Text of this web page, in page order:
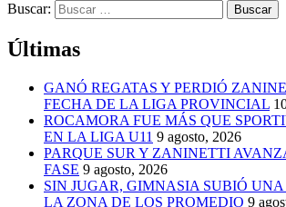
Buscar:
Últimas
GANÓ REGATAS Y PERDIÓ
FECHA DE LA LIGA PROVINCIAL
ROCAMORA FUE MÁS QUE
EN LA LIGA U11 9 agosto, 2026
PARQUE SUR Y ZANINETTI
FASE 9 agosto, 2026
SIN JUGAR, GIMNASIA SUBIÓ UNA
LA ZONA DE LOS PROMEDIO 9